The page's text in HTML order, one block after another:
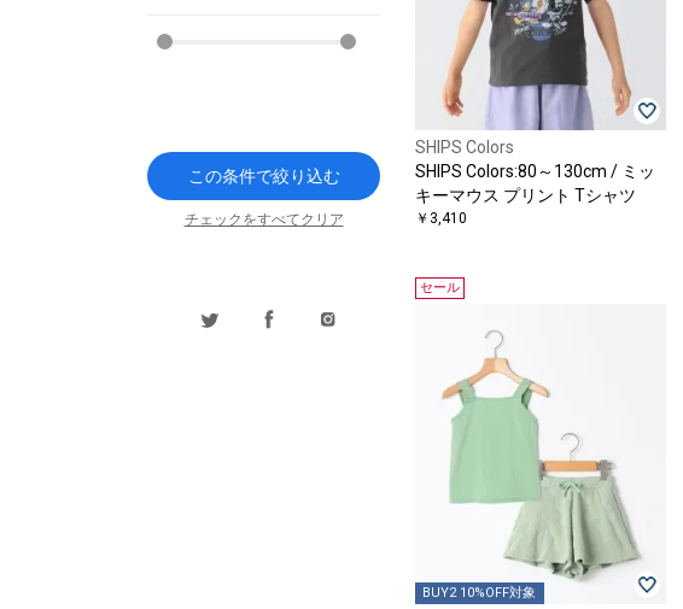
SHIPS Colors
SHIPS Colors:80～130cm / ミッ
キーマウス プリント Tシャツ
￥3,410
セール
BUY2 10%OFF対象
この条件で絞り込む
チェックをすべてクリア